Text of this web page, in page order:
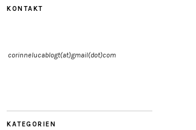
KONTAKT
corinnelucablogt(at)gmail(dot)com
KATEGORIEN